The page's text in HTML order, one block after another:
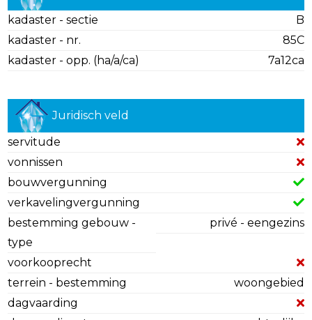
kadaster - sectie
B
kadaster - nr.
85C
kadaster - opp. (ha/a/ca)
7a12ca
Juridisch veld
servitude
vonnissen
bouwvergunning
verkavelingvergunning
bestemming gebouw -
type
privé - eengezins
voorkooprecht
terrein - bestemming
woongebied
dagvaarding